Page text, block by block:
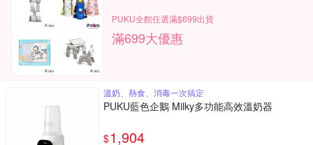
PUKU全館任選滿$699出貨
滿699大優惠
溫奶、熱食、消毒一次搞定
PUKU藍色企鵝 Milky多功能高效溫奶器
$1,904